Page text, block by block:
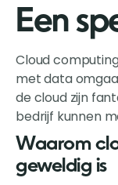
Een
Cloud
met data
de cloud zijn
bedrijf kunnen
Waarom
geweldig is